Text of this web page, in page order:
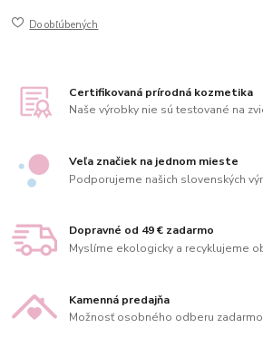
Do obľúbených
Certifikovaná prírodná kozmetika
Naše výrobky nie sú testované na
Veľa značiek na jednom mieste
Podporujeme našich slovenských
Dopravné od 49 € zadarmo
Myslíme ekologicky a recyklujeme
Kamenná predajňa
Možnosť osobného odberu zadarmo